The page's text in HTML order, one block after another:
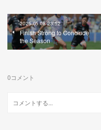
2025.05.08 23:52
Finish Strong to Conclude
the Season
0コメント